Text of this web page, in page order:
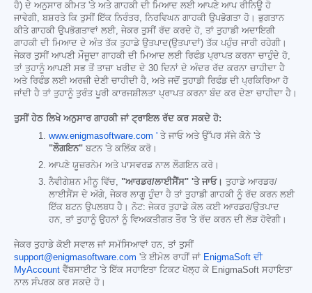
ਹੈ) ਦੇ ਅਨੁਸਾਰ ਕੀਮਤ 'ਤੇ ਅਤੇ ਗਾਹਕੀ ਦੀ ਮਿਆਦ ਲਈ ਆਪਣੇ ਆਪ ਰੀਨਿਊ ਹੋ
ਜਾਵੇਗੀ, ਬਸ਼ਰਤੇ ਕਿ ਤੁਸੀਂ ਇੱਕ ਨਿਰੰਤਰ, ਨਿਰਵਿਘਨ ਗਾਹਕੀ ਉਪਭੋਗਤਾ ਹੋ। ਭੁਗਤਾਨ
ਕੀਤੇ ਗਾਹਕੀ ਉਪਭੋਗਤਾਵਾਂ ਲਈ, ਜੇਕਰ ਤੁਸੀਂ ਰੱਦ ਕਰਦੇ ਹੋ, ਤਾਂ ਤੁਹਾਡੀ ਅਦਾਇਗੀ
ਗਾਹਕੀ ਦੀ ਮਿਆਦ ਦੇ ਅੰਤ ਤੱਕ ਤੁਹਾਡੇ ਉਤਪਾਦ(ਉਤਪਾਦਾਂ) ਤੱਕ ਪਹੁੰਚ ਜਾਰੀ ਰਹੇਗੀ।
ਜੇਕਰ ਤੁਸੀਂ ਆਪਣੀ ਮੌਜੂਦਾ ਗਾਹਕੀ ਦੀ ਮਿਆਦ ਲਈ ਰਿਫੰਡ ਪ੍ਰਾਪਤ ਕਰਨਾ ਚਾਹੁੰਦੇ ਹੋ,
ਤਾਂ ਤੁਹਾਨੂੰ ਆਪਣੀ ਸਭ ਤੋਂ ਤਾਜ਼ਾ ਖਰੀਦ ਦੇ 30 ਦਿਨਾਂ ਦੇ ਅੰਦਰ ਰੱਦ ਕਰਨਾ ਚਾਹੀਦਾ ਹੈ
ਅਤੇ ਰਿਫੰਡ ਲਈ ਅਰਜ਼ੀ ਦੇਣੀ ਚਾਹੀਦੀ ਹੈ, ਅਤੇ ਜਦੋਂ ਤੁਹਾਡੀ ਰਿਫੰਡ ਦੀ ਪ੍ਰਕਿਰਿਆ ਹੋ
ਜਾਂਦੀ ਹੈ ਤਾਂ ਤੁਹਾਨੂੰ ਤੁਰੰਤ ਪੂਰੀ ਕਾਰਜਸ਼ੀਲਤਾ ਪ੍ਰਾਪਤ ਕਰਨਾ ਬੰਦ ਕਰ ਦੇਣਾ ਚਾਹੀਦਾ ਹੈ।
ਤੁਸੀਂ ਹੇਠ ਲਿਖੇ ਅਨੁਸਾਰ ਗਾਹਕੀ ਜਾਂ ਟ੍ਰਾਇਲ ਰੱਦ ਕਰ ਸਕਦੇ ਹੋ:
www.enigmasoftware.com ' ਤੇ ਜਾਓ ਅਤੇ ਉੱਪਰ ਸੱਜੇ ਕੋਨੇ 'ਤੇ
"ਲੌਗਇਨ" ਬਟਨ 'ਤੇ ਕਲਿੱਕ ਕਰੋ।
ਆਪਣੇ ਯੂਜ਼ਰਨੇਮ ਅਤੇ ਪਾਸਵਰਡ ਨਾਲ ਲੌਗਇਨ ਕਰੋ।
ਨੈਵੀਗੇਸ਼ਨ ਮੀਨੂ ਵਿੱਚ, "ਆਰਡਰ/ਲਾਈਸੈਂਸ" 'ਤੇ ਜਾਓ। ਤੁਹਾਡੇ ਆਰਡਰ/
ਲਾਈਸੈਂਸ ਦੇ ਅੱਗੇ, ਜੇਕਰ ਲਾਗੂ ਹੁੰਦਾ ਹੈ ਤਾਂ ਤੁਹਾਡੀ ਗਾਹਕੀ ਨੂੰ ਰੱਦ ਕਰਨ ਲਈ
ਇੱਕ ਬਟਨ ਉਪਲਬਧ ਹੈ। ਨੋਟ: ਜੇਕਰ ਤੁਹਾਡੇ ਕੋਲ ਕਈ ਆਰਡਰ/ਉਤਪਾਦ
ਹਨ, ਤਾਂ ਤੁਹਾਨੂੰ ਉਹਨਾਂ ਨੂੰ ਵਿਅਕਤੀਗਤ ਤੌਰ 'ਤੇ ਰੱਦ ਕਰਨ ਦੀ ਲੋੜ ਹੋਵੇਗੀ।
ਜੇਕਰ ਤੁਹਾਡੇ ਕੋਈ ਸਵਾਲ ਜਾਂ ਸਮੱਸਿਆਵਾਂ ਹਨ, ਤਾਂ ਤੁਸੀਂ
support@enigmasoftware.com 'ਤੇ ਈਮੇਲ ਰਾਹੀਂ ਜਾਂ EnigmaSoft ਦੀ
MyAccount ਵੈੱਬਸਾਈਟ 'ਤੇ ਇੱਕ ਸਹਾਇਤਾ ਟਿਕਟ ਖੋਲ੍ਹ ਕੇ EnigmaSoft ਸਹਾਇਤਾ
ਨਾਲ ਸੰਪਰਕ ਕਰ ਸਕਦੇ ਹੋ।